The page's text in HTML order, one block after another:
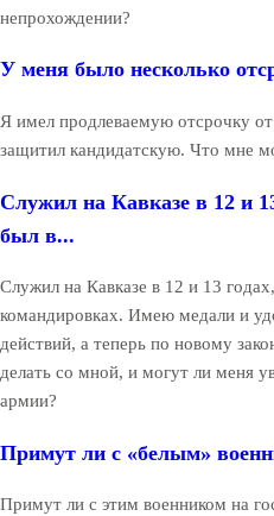
непрохождении?
У меня было несколько
Я имел продлеваемую отсрочку
защитил кандидатскую. Что мне
Служил на Кавказе в 12 и
был в...
Служил на Кавказе в 12 и 13
командировках. Имею медали и
действий, а теперь по новому
делать со мной, и могут ли меня
армии?
Примут ли с «белым»
Примут ли с этим военником на